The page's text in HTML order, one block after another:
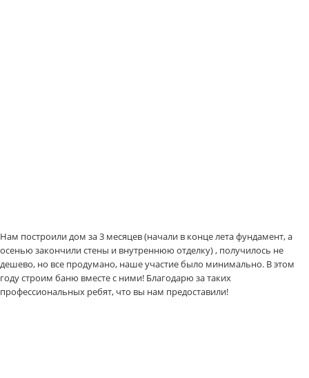
Нам построили дом за 3 месяцев (начали в конце лета фундамент, а
осенью закончили стены и внутреннюю отделку) , получилось не
дешево, но все продумано, наше участие было минимально. В этом
году строим баню вместе с ними! Благодарю за таких
профессиональных ребят, что вы нам предоставили!